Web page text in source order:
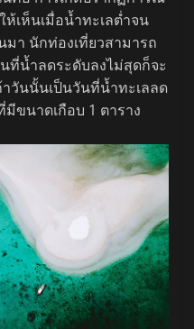
เห็นเมื่อน้ำทะเลต่ำจน
า นักท่องเที่ยวสามารถ
ที่น้ำลดระดับลงไม่สุดก็จะ
าวันนั้นเป็นวันที่น้ำทะเลลด
มีขนาดเกือบ 1 ตาราง